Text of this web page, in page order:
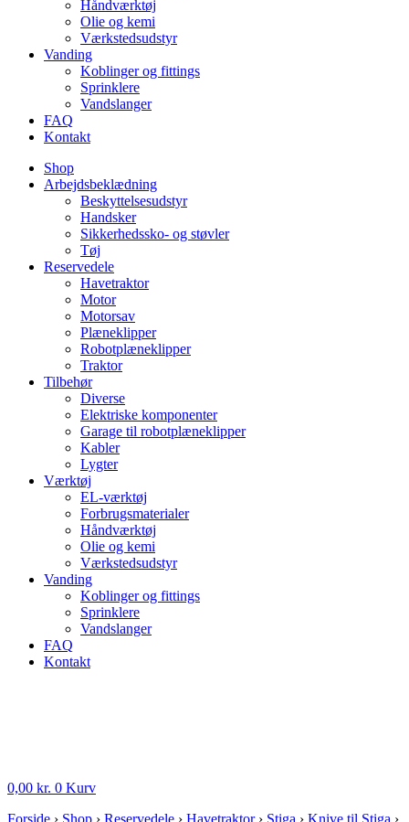
Håndværktøj
Olie og kemi
Værkstedsudstyr
Vanding
Koblinger og fittings
Sprinklere
Vandslanger
FAQ
Kontakt
Shop
Arbejdsbeklædning
Beskyttelsesudstyr
Handsker
Sikkerhedssko- og støvler
Tøj
Reservedele
Havetraktor
Motor
Motorsav
Plæneklipper
Robotplæneklipper
Traktor
Tilbehør
Diverse
Elektriske komponenter
Garage til robotplæneklipper
Kabler
Lygter
Værktøj
EL-værktøj
Forbrugsmaterialer
Håndværktøj
Olie og kemi
Værkstedsudstyr
Vanding
Koblinger og fittings
Sprinklere
Vandslanger
FAQ
Kontakt
0,00 kr. 0 Kurv
Forside › Shop › Reservedele › Havetraktor› Stiga › Knive til Stiga ›